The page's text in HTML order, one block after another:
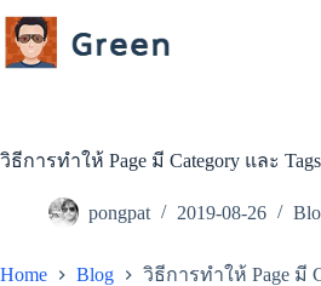
to
content
วิธีการทำให้ Page มี Category และ Tags
pongpat 2019-08-26
Home Blog วิธีการทำให้ Page มี